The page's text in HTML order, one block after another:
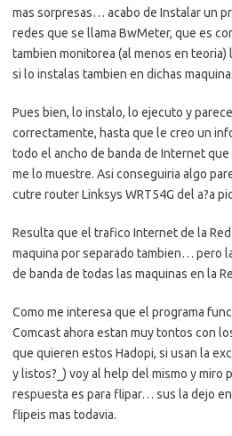
mas sorpresas… acabo de Instalar un
redes que se llama BwMeter, que es
tambien monitorea (al menos en teoria)
si lo instalas tambien en dichas
Pues bien, lo instalo, lo ejecuto y
correctamente, hasta que le creo un
todo el ancho de banda de Internet
me lo muestre. Asi conseguiria algo
cutre router Linksys WRT54G del a?a
Resulta que el trafico Internet de la
maquina por separado tambien… pero
de banda de todas las maquinas en la
Como me interesa que el programa
Comcast ahora estan muy tontos con
que quieren estos Hadopi, si usan la
y listos?_) voy al help del mismo y
respuesta es para flipar… sus la dejo en
flipeis mas todavia.